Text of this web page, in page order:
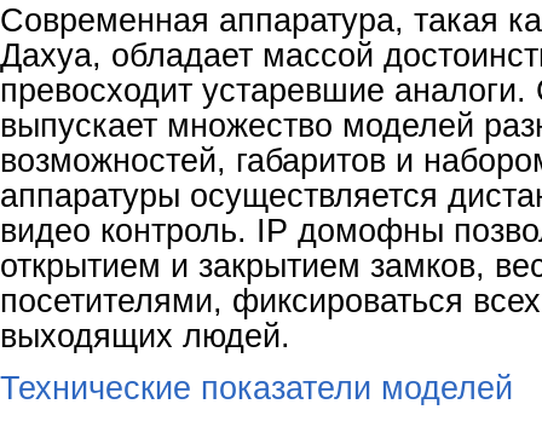
Современная аппаратура, такая
Дахуа, обладает массой
превосходит устаревшие
выпускает множество моделей
возможностей, габаритов и
аппаратуры осуществляется
видео контроль. IP домофны
открытием и закрытием замков,
посетителями, фиксироваться
выходящих людей.
Технические показатели моделей